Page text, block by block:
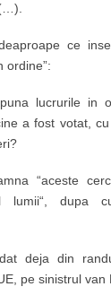
ce
ordine”:
lucrurile in
a fost votat,
“aceste
lumii“, dupa
deja din
pe sinistrul van